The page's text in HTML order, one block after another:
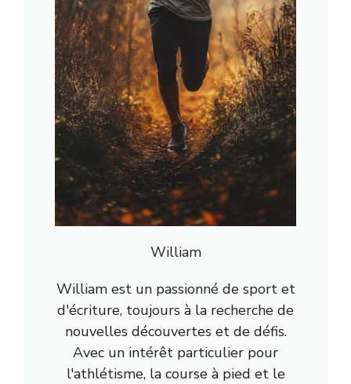
William
William est un passionné de sport et
d'écriture, toujours à la recherche de
nouvelles découvertes et de défis.
Avec un intérêt particulier pour
l'athlétisme, la course à pied et le